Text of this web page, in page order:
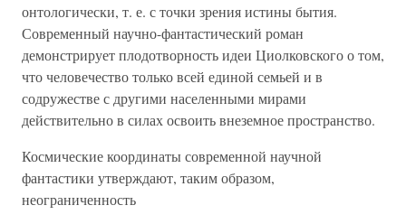
онтологически, т. е. с точки зрения истины бытия.
Современный научно-фантастический роман
демонстрирует плодотворность идеи Циолковского о том,
что человечество только всей единой семьей и в
содружестве с другими населенными мирами
действительно в силах освоить внеземное пространство.
Космические координаты современной научной
фантастики утверждают, таким образом,
неограниченность